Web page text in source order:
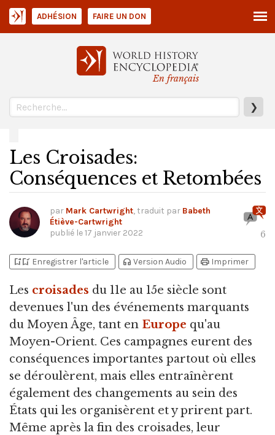
En français
❯
ADHÉSION FAIRE UN DON
Les Croisades:
Conséquences et Retombées
par Mark Cartwright, traduit par Babeth
Étiève-Cartwright
publié le17 janvier 2022 6
bookmark_addbookmark_added Enregistrer l'article headphones Version Audio print Imprimer
Les croisades du 11e au 15e siècle sont
devenues l'un des événements marquants
du Moyen Âge, tant en Europe qu'au
Moyen-Orient. Ces campagnes eurent des
conséquences importantes partout où elles
se déroulèrent, mais elles entraînèrent
également des changements au sein des
États qui les organisèrent et y prirent part.
Même après la fin des croisades, leur